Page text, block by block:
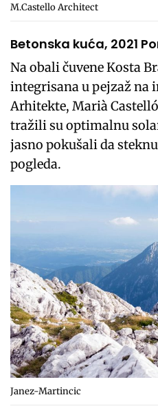
M.Castello Architect
Betonska kuća, 2021
Na obali čuvene Kosta
integrisana u pejzaž na
Arhitekte, Marià
tražili su optimalnu
jasno pokušali da
pogleda.
Janez-Martincic